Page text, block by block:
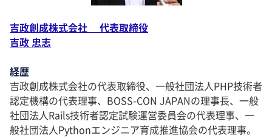
吉政創成株式会社 代表取締役
吉政 忠志
経歴
吉政創成株式会社の代表取締役、一般社団法人PHP技術者
認定機構の代表理事、BOSS-CON JAPANの理事長、一般
社団法人Rails技術者認定試験運営委員会の代表理事、一
般社団法人Pythonエンジニア育成推進協会の代表理事。